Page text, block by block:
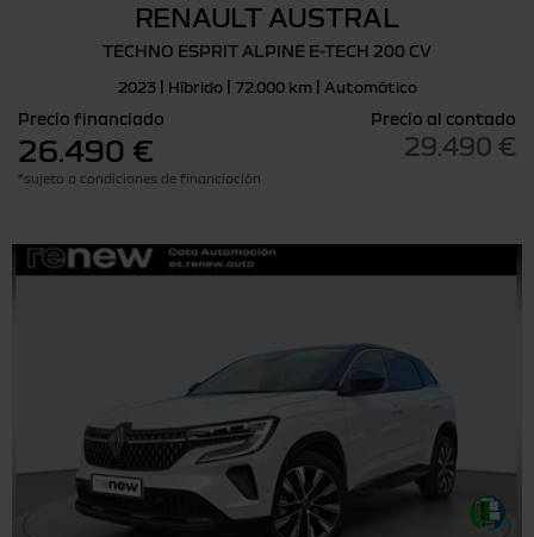
RENAULT AUSTRAL
TECHNO ESPRIT ALPINE E-TECH 200 CV
2023 | Híbrido | 72.000 km | Automático
Precio financiado
26.490 €
*sujeto a condiciones de financiación
Precio al contado
29.490 €